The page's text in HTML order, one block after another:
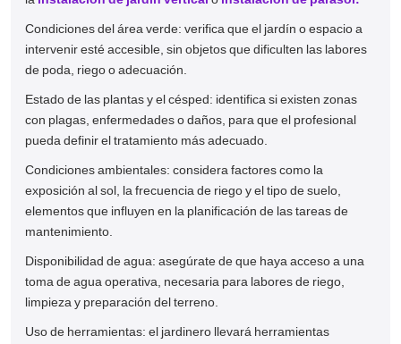
Condiciones del área verde: verifica que el jardín o espacio a
intervenir esté accesible, sin objetos que dificulten las labores
de poda, riego o adecuación.
Estado de las plantas y el césped: identifica si existen zonas
con plagas, enfermedades o daños, para que el profesional
pueda definir el tratamiento más adecuado.
Condiciones ambientales: considera factores como la
exposición al sol, la frecuencia de riego y el tipo de suelo,
elementos que influyen en la planificación de las tareas de
mantenimiento.
Disponibilidad de agua: asegúrate de que haya acceso a una
toma de agua operativa, necesaria para labores de riego,
limpieza y preparación del terreno.
Uso de herramientas: el jardinero llevará herramientas